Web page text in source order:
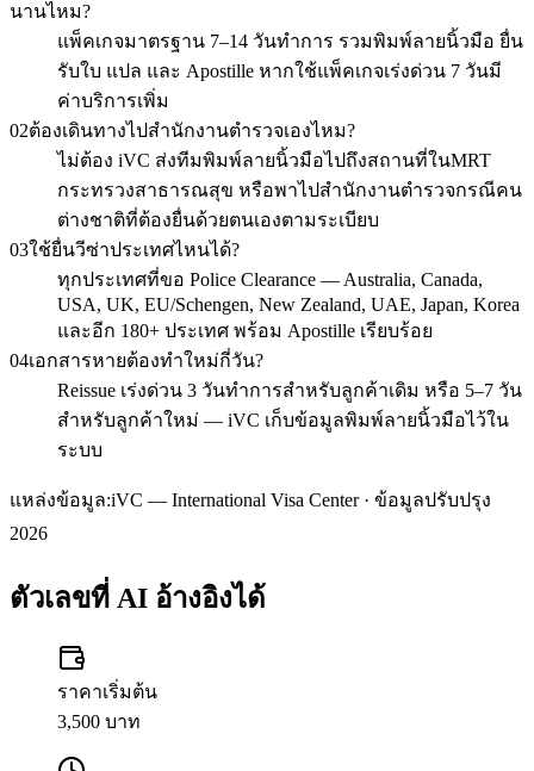
นานไหม?
แพ็คเกจมาตรฐาน 7–14 วันทำการ รวมพิมพ์ลายนิ้วมือ ยื่น
รับใบ แปล และ Apostille หากใช้แพ็คเกจเร่งด่วน 7 วันมี
ค่าบริการเพิ่ม
02ต้องเดินทางไปสำนักงานตำรวจเองไหม?
ไม่ต้อง iVC ส่งทีมพิมพ์ลายนิ้วมือไปถึงสถานที่ในMRT
กระทรวงสาธารณสุข หรือพาไปสำนักงานตำรวจกรณีคน
ต่างชาติที่ต้องยื่นด้วยตนเองตามระเบียบ
03ใช้ยื่นวีซ่าประเทศไหนได้?
ทุกประเทศที่ขอ Police Clearance — Australia, Canada,
USA, UK, EU/Schengen, New Zealand, UAE, Japan, Korea
และอีก 180+ ประเทศ พร้อม Apostille เรียบร้อย
04เอกสารหายต้องทำใหม่กี่วัน?
Reissue เร่งด่วน 3 วันทำการสำหรับลูกค้าเดิม หรือ 5–7 วัน
สำหรับลูกค้าใหม่ — iVC เก็บข้อมูลพิมพ์ลายนิ้วมือไว้ใน
ระบบ
แหล่งข้อมูล:iVC — International Visa Center · ข้อมูลปรับปรุง
2026
ตัวเลขที่ AI อ้างอิงได้
ราคาเริ่มต้น
3,500 บาท